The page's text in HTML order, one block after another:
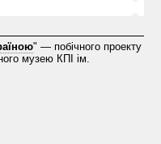
" — побічного проекту
музею КПІ ім.